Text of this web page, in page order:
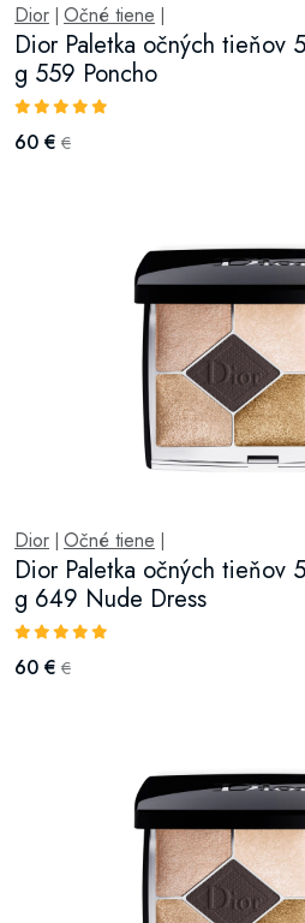
Dior Očné tiene
Dior Paletka očných tieňov
g 559 Poncho
60 € €
Dior Očné tiene
Dior Paletka očných tieňov
g 649 Nude Dress
60 € €